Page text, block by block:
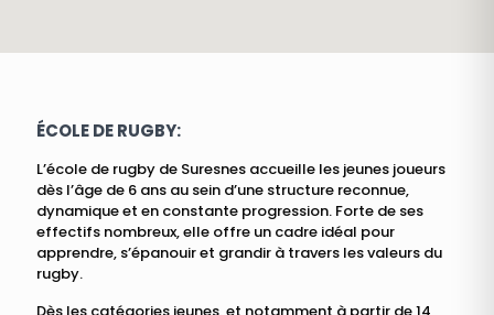
ÉCOLE DE RUGBY:
L’école de rugby de Suresnes accueille les jeunes joueurs
dès l’âge de 6 ans au sein d’une structure reconnue,
dynamique et en constante progression. Forte de ses
effectifs nombreux, elle offre un cadre idéal pour
apprendre, s’épanouir et grandir à travers les valeurs du
rugby.